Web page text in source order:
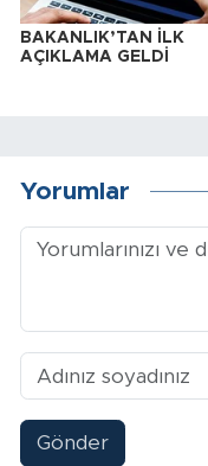
BAKANLIK’TAN İLK
AÇIKLAMA GELDİ
Yorumlar
Gönder